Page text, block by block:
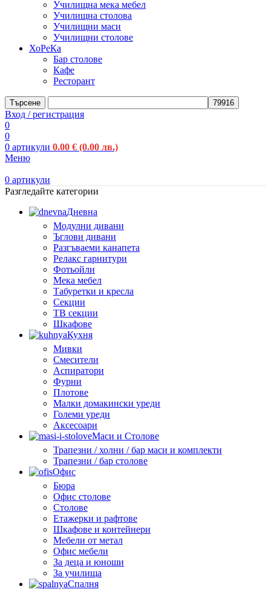
Училищна мека мебел
Училищна столова
Училищни маси
Училищни столове
ХоРеКа
Бар столове
Кафе
Ресторант
Търсене
Вход / регистрация
0
0
0 артикули 0.00 € (0.00 лв.)
Меню
0 артикули
Разгледайте категории
Дневна
Модулни дивани
Ъглови дивани
Разгъваеми канапета
Релакс гарнитури
Фотьойли
Мека мебел
Табуретки и кресла
Секции
ТВ секции
Шкафове
Кухня
Мивки
Смесители
Аспиратори
Фурни
Плотове
Малки домакински уреди
Големи уреди
Аксесоари
Маси и Столове
Трапезни / холни / бар маси и комплекти
Трапезни / бар столове
Офис
Бюра
Офис столове
Столове
Етажерки и рафтове
Шкафове и контейнери
Мебели от метал
Офис мебели
За деца и юноши
За училища
Спалня